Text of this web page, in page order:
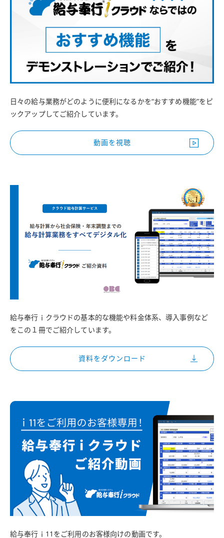
日々の給与業務がどのように便利になるかを“おすすめ機能”をピ
ックアップしてご紹介しています。
動画を視聴
給与奉行ｉクラウドの基本的な機能や料金体系、導入事例など
をこの１冊でご紹介しています。
資料をダウンロード
給与奉行ｉ11をご利用のお客様向けの動画です。